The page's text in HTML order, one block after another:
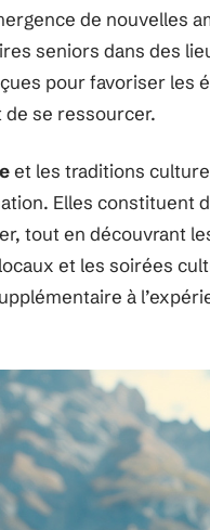
de nouvelles
seniors dans des
pour favoriser les
se ressourcer.
et les traditions
Elles constituent
tout en découvrant
et les soirées
à